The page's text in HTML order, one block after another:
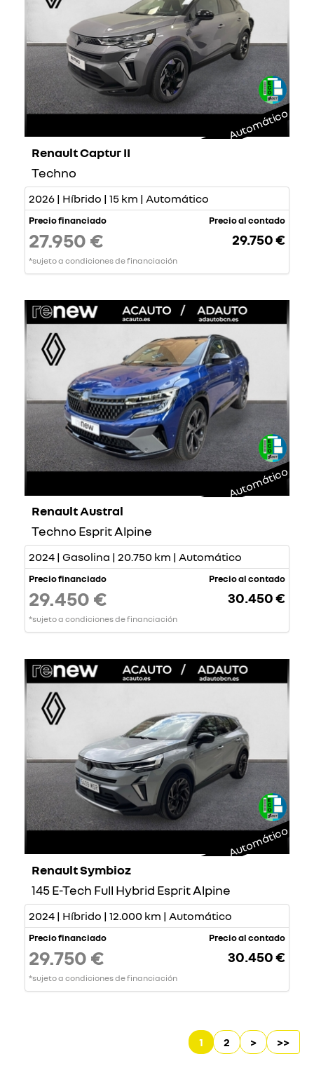
Automático
Renault Captur II
Techno
2026 | Híbrido | 15 km | Automático
Precio financiado
27.950 €
*sujeto a condiciones de financiación
Precio al contado
29.750 €
Automático
Renault Austral
Techno Esprit Alpine
2024 | Gasolina | 20.750 km | Automático
Precio financiado
29.450 €
*sujeto a condiciones de financiación
Precio al contado
30.450 €
Automático
Renault Symbioz
145 E-Tech Full Hybrid Esprit Alpine
2024 | Híbrido | 12.000 km | Automático
Precio financiado
29.750 €
*sujeto a condiciones de financiación
Precio al contado
30.450 €
1 2 > >>